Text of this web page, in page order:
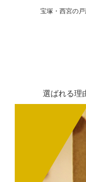
宝塚・西宮の
選ばれる理